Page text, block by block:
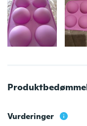
Vurderinger